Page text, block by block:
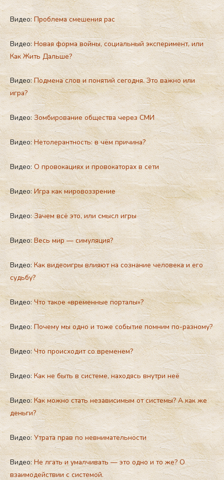
Видео: Проблема смешения рас
Видео: Новая форма войны, социальный эксперимент, или
Как Жить Дальше?
Видео:Подмена слов и понятий сегодня. Это важно или
игра?
Видео:Зомбирование общества через СМИ
Видео:Нетолерантность: в чём причина?
Видео: О провокациях и провокаторах в сети
Видео:Игра как мировоззрение
Видео:Зачем всё это, или смысл игры
Видео:Весь мир — симуляция?
Видео:Как видеоигры влияют на сознание человека и его
судьбу?
Видео:Что такое «временные порталы»?
Видео:Почему мы одно и тоже событие помним по-разному?
Видео:Что происходит со временем?
Видео: Как не быть в системе, находясь внутри неё
Видео:Как можно стать независимым от системы? А как же
деньги?
Видео:Утрата прав по невнимательности
Видео: Не лгать и умалчивать — это одно и то же? О
взаимодействии с системой.